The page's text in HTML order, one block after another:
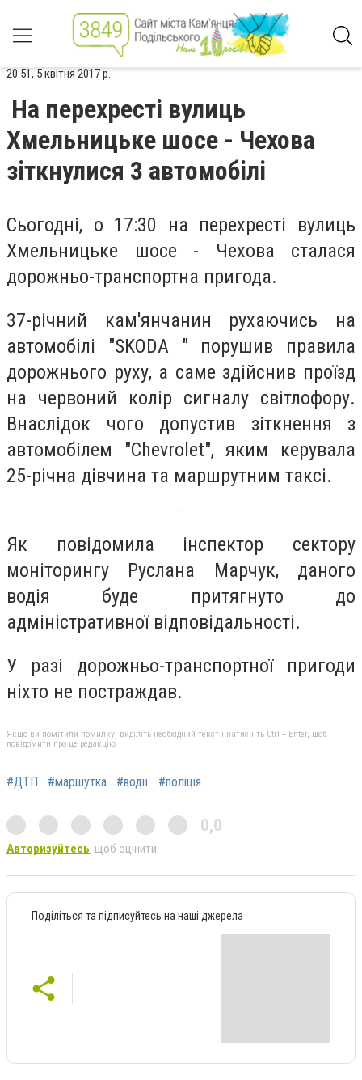
20:51, 5 квітня 2017 р.
На перехресті вулиць
Хмельницьке шосе - Чехова
зіткнулися 3 автомобілі
Сьогодні, о 17:30 на перехресті вулиць
Хмельницьке шосе - Чехова сталася
дорожньо-транспортна пригода.
37-річний кам'янчанин рухаючись на
автомобілі "SKODA " порушив правила
дорожнього руху, а саме здійснив проїзд
на червоний колір сигналу світлофору.
Внаслідок чого допустив зіткнення з
автомобілем "Chevrolet", яким керувала
25-річна дівчина та маршрутним таксі.
Як повідомила інспектор сектору
моніторингу Руслана Марчук, даного
водія буде притягнуто до
адміністративної відповідальності.
У разі дорожньо-транспортної пригоди
ніхто не постраждав.
Якщо ви помітили помилку, виділіть необхідний текст і натисніть Ctrl + Enter, щоб
повідомити про це редакцію
#ДТП #маршутка #водії #поліція
0,0
Авторизуйтесь, щоб оцінити
Поділіться та підписуйтесь на наші джерела